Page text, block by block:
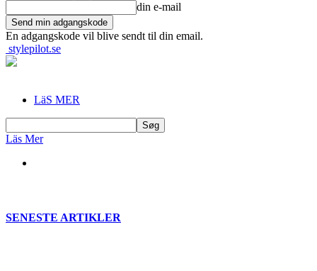
din e-mail
En adgangskode vil blive sendt til din email.
stylepilot.se
LäS MER
Läs Mer
SENESTE ARTIKLER